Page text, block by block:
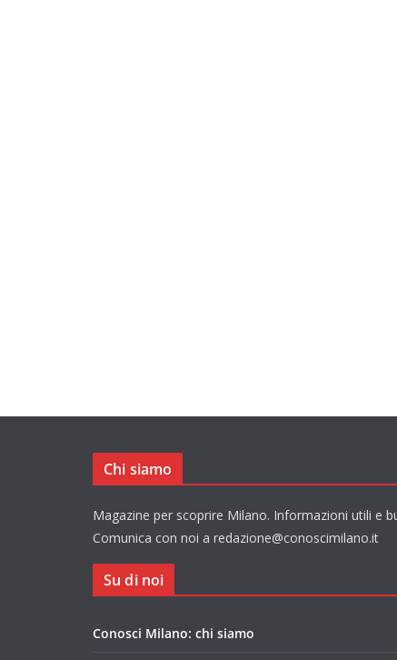
Chi siamo
Magazine per scoprire Milano. Informazioni utili e
Comunica con noi a redazione@conoscimilano.it
Su di noi
Conosci Milano: chi siamo